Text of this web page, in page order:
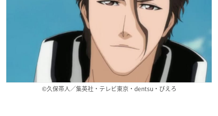
©久保帯人／集英社・テレビ東京・dentsu・ぴえろ